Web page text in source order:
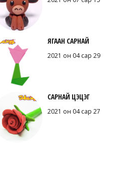
ЯГААН САРНАЙ
2021 он 04 сар 29
САРНАЙ ЦЭЦЭГ
2021 он 04 сар 27